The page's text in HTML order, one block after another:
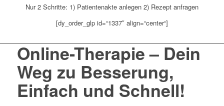
Nur 2 Schritte: 1) Patientenakte anlegen 2) Rezept anfragen
[dy_order_glp id=“1337″ align=“center“]
Online-Therapie – Dein
Weg zu Besserung,
Einfach und Schnell!